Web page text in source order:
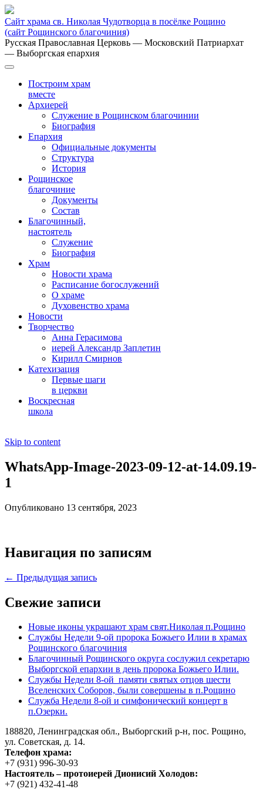
Сайт храма св. Николая Чудотворца в посёлке Рощино
(сайт Рощинского благочиния)
Русская Православная Церковь — Московский Патриархат
— Выборгская епархия
Построим храм
вместе
Архиерей
Служение в Рощинском благочинии
Биография
Епархия
Официальные документы
Структура
История
Рощинское
благочиние
Документы
Состав
Благочинный,
настоятель
Служение
Биография
Храм
Новости храма
Расписание богослужений
О храме
Духовенство храма
Новости
Творчество
Анна Герасимова
иерей Александр Заплетин
Кирилл Смирнов
Катехизация
Первые шаги
в церкви
Воскресная
школа
Skip to content
WhatsApp-Image-2023-09-12-at-14.09.19-
1
Опубликовано 13 сентября, 2023
Навигация по записям
← Предыдущая запись
Свежие записи
Новые иконы украшают храм свят.Николая п.Рощино
Службы Недели 9-ой пророка Божьего Илии в храмах
Рощинского благочиния
Благочинный Рощинского округа сослужил секретарю
Выборгской епархии в день пророка Божьего Илии.
Службы Недели 8-ой памяти святых отцов шести
Вселенских Соборов, были совершены в п.Рощино
Служба Недели 8-ой и симфонический концерт в
п.Озерки.
188820, Ленинградская обл., Выборгский р-н, пос. Рощино,
ул. Советская, д. 14.
Телефон храма:
+7 (931) 996-30-93
Настоятель – протоиерей Дионисий Холодов:
+7 (921) 432-41-48